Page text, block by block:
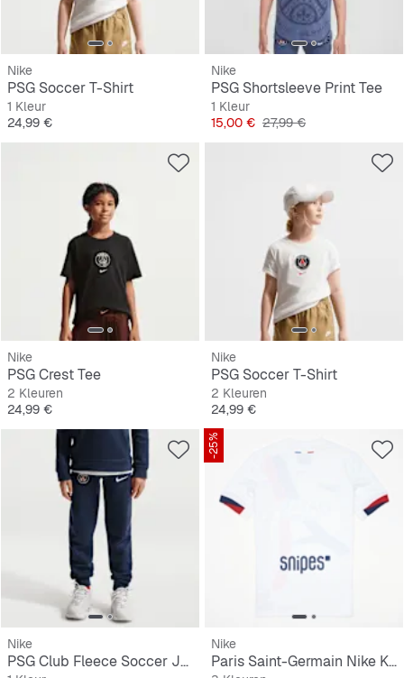
Nike
PSG Soccer T-Shirt
1 Kleur
Prijs
24,99 €
Nike
PSG Shortsleeve Print Tee
1 Kleur
Prijs
15,00 € Originele Prijs
27,99 €
Nike
PSG Crest Tee
2 Kleuren
Prijs
24,99 €
Nike
PSG Soccer T-Shirt
2 Kleuren
Prijs
24,99 €
Nike
PSG Club Fleece Soccer Joggers
-25%
Nike
Paris Saint-Germain Nike Kids Away Stadium 2024/25